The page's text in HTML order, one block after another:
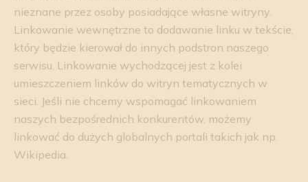
nieznane przez osoby posiadające własne witryny.
Linkowanie wewnętrzne to dodawanie linku w tekście,
który będzie kierował do innych podstron naszego
serwisu. Linkowanie wychodzącej jest z kolei
umieszczeniem linków do witryn tematycznych w
sieci. Jeśli nie chcemy wspomagać linkowaniem
naszych bezpośrednich konkurentów, możemy
linkować do dużych globalnych portali takich jak np.
Wikipedia.